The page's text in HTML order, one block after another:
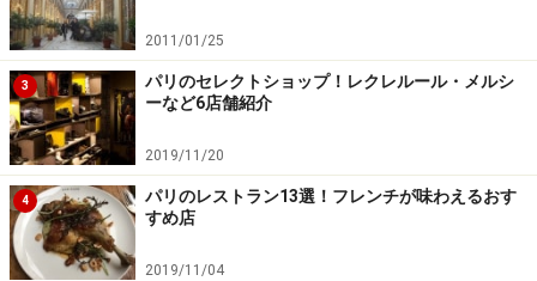
一人ディナーはカウンターが狙い目 (c) Maison Constant /
Les cocottes
一人旅での最大の問題が食事です。一人の食事は寂し
い、または他人の目が気になるなどの理由から海外旅行
掲示板などで食事仲間を探す人も多いようです。テイク
アウトやセルフサービスなら一人ごはんも全く問題あり
ませんが、せっかくパリに来たからには、レストランで
2011/01/25
3
パリのセレクトショップ！レクレルール・メルシ
ーなど6店舗紹介
2019/11/20
4
パリのレストラン13選！フレンチが味わえるおす
すめ店
2019/11/04